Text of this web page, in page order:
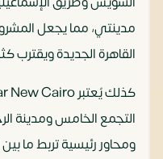
مدينتي، مما يجعل
القاهرة الجديدة ويقترب
التجمع الخامس ومدينة
ومحاور رئيسية تربط ما